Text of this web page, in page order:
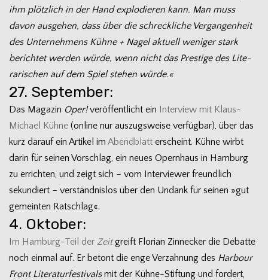
ihm plötz­lich in der Hand explo­die­ren kann. Man muss
davon aus­ge­hen, dass über die schreck­li­che Ver­gan­gen­heit
des Unter­neh­mens Kühne + Nagel aktu­ell weni­ger stark
berich­tet wer­den würde, wenn nicht das Pres­tige des Lite­
ra­ri­schen auf dem Spiel ste­hen würde.«
27. September:
Das Maga­zin Oper!ver­öf­fent­licht ein Inter­view mit Klaus-
Michael Kühne (online nur aus­zugs­weise ver­füg­bar), über das
kurz dar­auf ein Arti­kel im Abend­blatt erscheint. Kühne wirbt
darin für sei­nen Vor­schlag, ein neues Opern­haus in Ham­burg
zu errich­ten, und zeigt sich – vom Inter­viewer freund­lich
sekun­diert – ver­ständ­nis­los über den Undank für sei­nen »gut
gemein­ten Ratschlag«.
4. Oktober:
Im Hamburg-Teil der Zeit greift Flo­rian Zinne­cker die Debatte
noch ein­mal auf. Er betont die enge Ver­zah­nung des Har­bour
Front Lite­ra­tur­fes­ti­valsmit der Kühne-Stiftung und for­dert,